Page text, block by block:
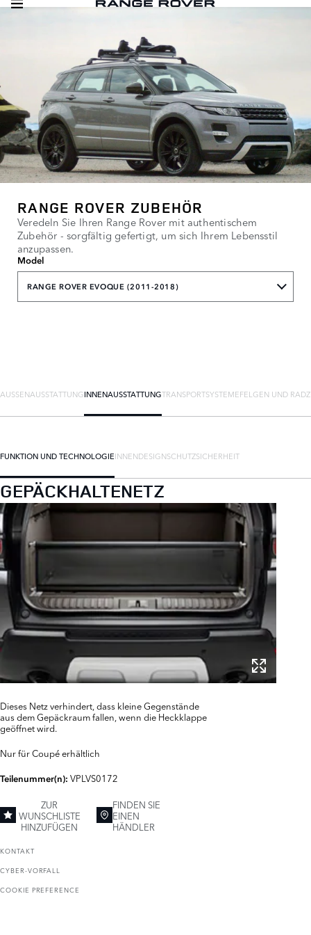
RANGE ROVER ZUBEHÖR
Veredeln Sie Ihren Range Rover mit authentischem
Zubehör - sorgfältig gefertigt, um sich Ihrem Lebensstil
anzupassen.
Model
RANGE ROVER EVOQUE (2011-2018)
AUSSENAUSSTATTUNG INNENAUSSTATTUNGTRANSPORTSYSTEMEFELGEN UND
FUNKTION UND TECHNOLOGIEINNENDESIGNSCHUTZSICHERHEIT
GEPÄCKHALTENETZ
Dieses Netz verhindert, dass kleine Gegenstände
aus dem Gepäckraum fallen, wenn die Heckklappe
geöffnet wird.
Nur für Coupé erhältlich
Teilenummer(n): VPLVS0172
ZUR
WUNSCHLISTE
HINZUFÜGEN
FINDEN SIE
EINEN
HÄNDLER
KONTAKT
CYBER-VORFALL
COOKIE PREFERENCE